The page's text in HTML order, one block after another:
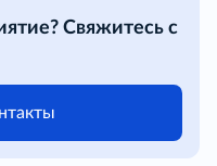
Свяжитесь с